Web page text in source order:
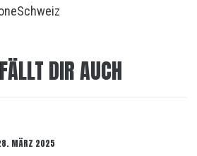
Schweiz
DIR AUCH
MÄRZ 2025